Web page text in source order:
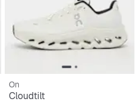
On
Cloudtilt